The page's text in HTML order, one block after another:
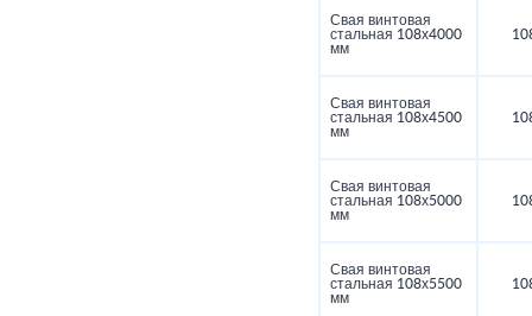
Свая винтовая
стальная 108х4000
мм
Свая винтовая
стальная 108х4500
мм
Свая винтовая
стальная 108х5000
мм
Свая винтовая
стальная 108х5500
мм